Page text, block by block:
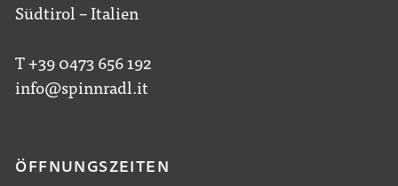
Südtirol – Italien
T +39 0473 656 192
info@spinnradl.it
ÖFFNUNGSZEITEN